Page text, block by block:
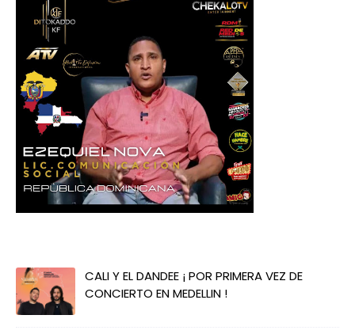
CALI Y EL DANDEE ¡ POR PRIMERA VEZ DE
CONCIERTO EN MEDELLIN !